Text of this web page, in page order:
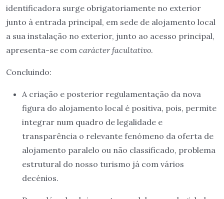
identificadora surge obrigatoriamente no exterior
junto à entrada principal, em sede de alojamento local
a sua instalação no exterior, junto ao acesso principal,
apresenta-se com carácter facultativo.
Concluindo:
A criação e posterior regulamentação da nova
figura do alojamento local é positiva, pois, permite
integrar num quadro de legalidade e
transparência o relevante fenómeno da oferta de
alojamento paralelo ou não classificado, problema
estrutural do nosso turismo já com vários
decénios.